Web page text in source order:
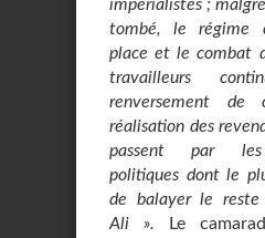
impérialistes ;
tombé, le régime
place et le combat
travailleurs
renversement de
réalisation des
passent par les
politiques dont le
de balayer le
Ali ». Le